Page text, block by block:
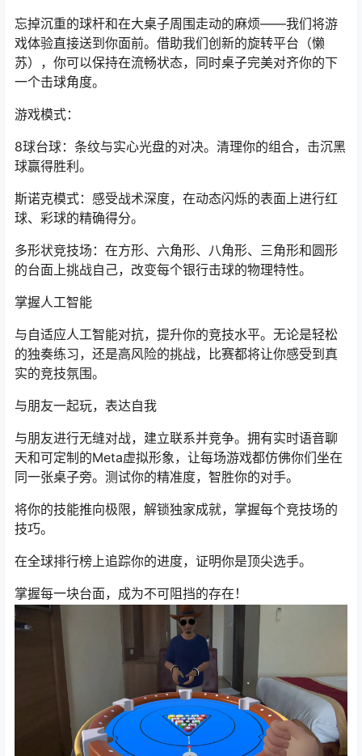
忘掉沉重的球杆和在大桌子周围走动的麻烦——我们将游
戏体验直接送到你面前。借助我们创新的旋转平台（懒
苏），你可以保持在流畅状态，同时桌子完美对齐你的下
一个击球角度。
游戏模式：
8球台球：条纹与实心光盘的对决。清理你的组合，击沉黑
球赢得胜利。
斯诺克模式：感受战术深度，在动态闪烁的表面上进行红
球、彩球的精确得分。
多形状竞技场：在方形、六角形、八角形、三角形和圆形
的台面上挑战自己，改变每个银行击球的物理特性。
掌握人工智能
与自适应人工智能对抗，提升你的竞技水平。无论是轻松
的独奏练习，还是高风险的挑战，比赛都将让你感受到真
实的竞技氛围。
与朋友一起玩，表达自我
与朋友进行无缝对战，建立联系并竞争。拥有实时语音聊
天和可定制的Meta虚拟形象，让每场游戏都仿佛你们坐在
同一张桌子旁。测试你的精准度，智胜你的对手。
将你的技能推向极限，解锁独家成就，掌握每个竞技场的
技巧。
在全球排行榜上追踪你的进度，证明你是顶尖选手。
掌握每一块台面，成为不可阻挡的存在！